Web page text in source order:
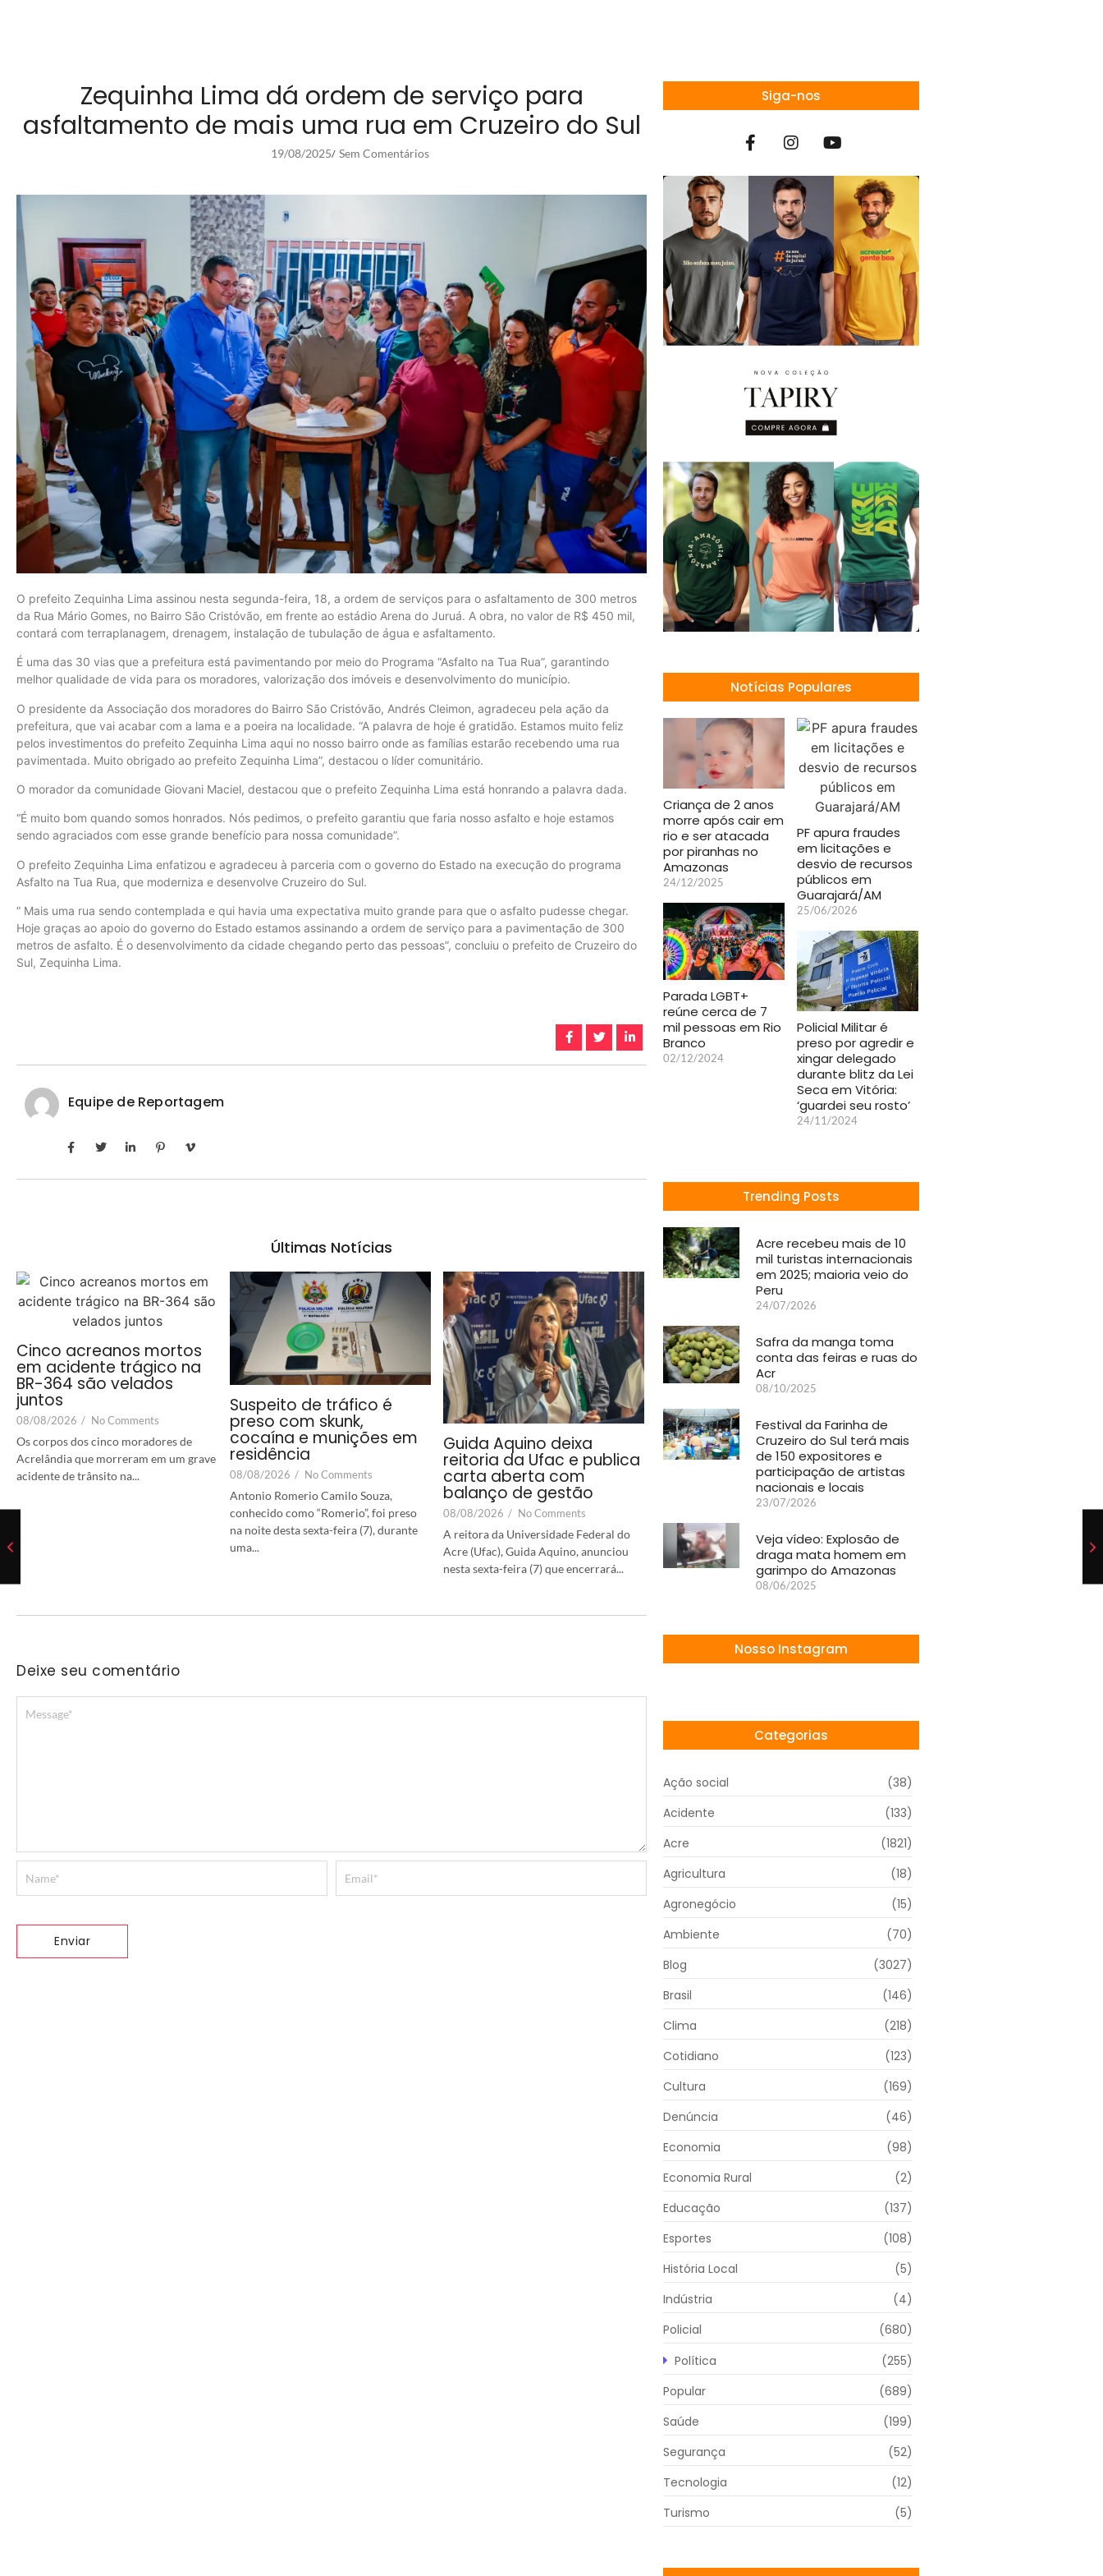
Zequinha Lima dá ordem de serviço para
asfaltamento de mais uma rua em Cruzeiro do Sul
19/08/2025/ Sem Comentários
O prefeito Zequinha Lima assinou nesta segunda-feira, 18, a ordem de serviços para o asfaltamento de 300 metros
da Rua Mário Gomes, no Bairro São Cristóvão, em frente ao estádio Arena do Juruá. A obra, no valor de R$ 450 mil,
contará com terraplanagem, drenagem, instalação de tubulação de água e asfaltamento.
É uma das 30 vias que a prefeitura está pavimentando por meio do Programa “Asfalto na Tua Rua”, garantindo
melhor qualidade de vida para os moradores, valorização dos imóveis e desenvolvimento do município.
O presidente da Associação dos moradores do Bairro São Cristóvão, Andrés Cleimon, agradeceu pela ação da
prefeitura, que vai acabar com a lama e a poeira na localidade. “A palavra de hoje é gratidão. Estamos muito feliz
pelos investimentos do prefeito Zequinha Lima aqui no nosso bairro onde as famílias estarão recebendo uma rua
pavimentada. Muito obrigado ao prefeito Zequinha Lima”, destacou o líder comunitário.
O morador da comunidade Giovani Maciel, destacou que o prefeito Zequinha Lima está honrando a palavra dada.
“É muito bom quando somos honrados. Nós pedimos, o prefeito garantiu que faria nosso asfalto e hoje estamos
sendo agraciados com esse grande benefício para nossa comunidade”.
O prefeito Zequinha Lima enfatizou e agradeceu à parceria com o governo do Estado na execução do programa
Asfalto na Tua Rua, que moderniza e desenvolve Cruzeiro do Sul.
” Mais uma rua sendo contemplada e qui havia uma expectativa muito grande para que o asfalto pudesse chegar.
Hoje graças ao apoio do governo do Estado estamos assinando a ordem de serviço para a pavimentação de 300
metros de asfalto. É o desenvolvimento da cidade chegando perto das pessoas”, concluiu o prefeito de Cruzeiro do
Sul, Zequinha Lima.
Equipe de Reportagem
Últimas Notícias
Cinco acreanos mortos
em acidente trágico na
BR-364 são velados
juntos
08/08/2026 / No Comments
Os corpos dos cinco moradores de
Acrelândia que morreram em um grave
acidente de trânsito na...
Suspeito de tráfico é
preso com skunk,
cocaína e munições em
residência
08/08/2026 / No Comments
Antonio Romerio Camilo Souza,
conhecido como “Romerio”, foi preso
na noite desta sexta-feira (7), durante
uma...
Guida Aquino deixa
reitoria da Ufac e publica
carta aberta com
balanço de gestão
08/08/2026 / No Comments
A reitora da Universidade Federal do
Acre (Ufac), Guida Aquino, anunciou
nesta sexta-feira (7) que encerrará...
Deixe seu comentário
Siga-nos
Notícias Populares
Criança de 2 anos
morre após cair em
rio e ser atacada
por piranhas no
Amazonas
24/12/2025
PF apura fraudes
em licitações e
desvio de recursos
públicos em
Guarajará/AM
25/06/2026
Parada LGBT+
reúne cerca de 7
mil pessoas em Rio
Branco
02/12/2024
Policial Militar é
preso por agredir e
xingar delegado
durante blitz da Lei
Seca em Vitória:
‘guardei seu rosto’
24/11/2024
Trending Posts
Acre recebeu mais de 10
mil turistas internacionais
em 2025; maioria veio do
Peru
24/07/2026
Safra da manga toma
conta das feiras e ruas do
Acr
08/10/2025
Festival da Farinha de
Cruzeiro do Sul terá mais
de 150 expositores e
participação de artistas
nacionais e locais
23/07/2026
Veja vídeo: Explosão de
draga mata homem em
garimpo do Amazonas
08/06/2025
Nosso Instagram
Categorias
Ação social
(38)
Acidente
(133)
Acre
(1821)
Agricultura
(18)
Agronegócio
(15)
Ambiente
(70)
Blog
(3027)
Brasil
(146)
Clima
(218)
Cotidiano
(123)
Cultura
(169)
Denúncia
(46)
Economia
(98)
Economia Rural
(2)
Educação
(137)
Esportes
(108)
História Local
(5)
Indústria
(4)
Policial
(680)
Política
(255)
Popular
(689)
Saúde
(199)
Segurança
(52)
Tecnologia
(12)
Turismo
(5)